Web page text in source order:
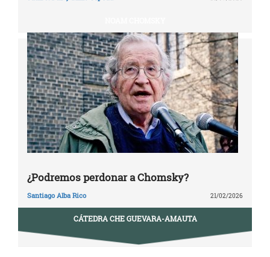
¿Podremos perdonar a Chomsky?
Santiago Alba Rico 21/02/2026
CÁTEDRA CHE GUEVARA-AMAUTA